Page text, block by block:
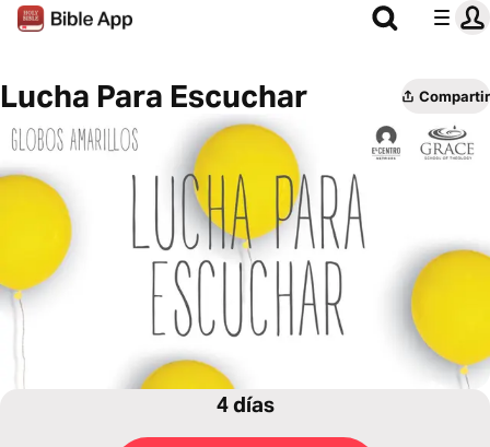
Lucha Para Escuchar Compartir
4 días